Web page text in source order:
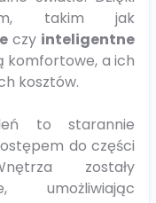
takim jak
czy inteligentne
komfortowe, a ich
kosztów.
to starannie
do części
zostały
umożliwiając